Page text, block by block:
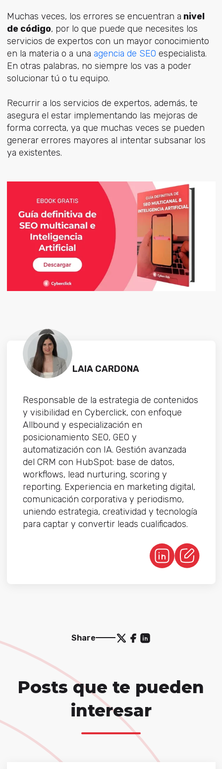
Muchas veces, los errores se encuentran a nivel
de código, por lo que puede que necesites los
servicios de expertos con un mayor conocimiento
en la materia o a una agencia de SEO especialista.
En otras palabras, no siempre los vas a poder
solucionar tú o tu equipo.
Recurrir a los servicios de expertos, además, te
asegura el estar implementando las mejoras de
forma correcta, ya que muchas veces se pueden
generar errores mayores al intentar subsanar los
ya existentes.
LAIA CARDONA
Responsable de la estrategia de contenidos
y visibilidad en Cyberclick, con enfoque
Allbound y especialización en
posicionamiento SEO, GEO y
automatización con IA. Gestión avanzada
del CRM con HubSpot: base de datos,
workflows, lead nurturing, scoring y
reporting. Experiencia en marketing digital,
comunicación corporativa y periodismo,
uniendo estrategia, creatividad y tecnología
para captar y convertir leads cualificados.
Share
Posts que te pueden
interesar